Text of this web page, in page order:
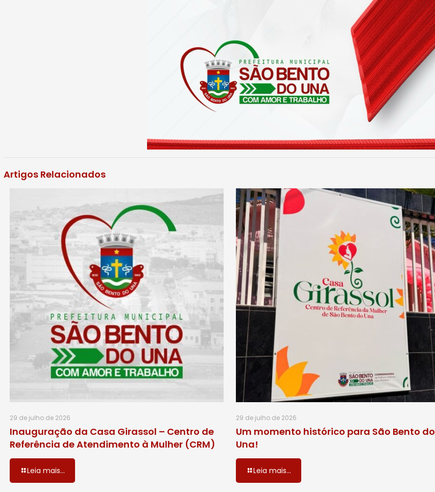
Artigos Relacionados
29 de julho de 2026
Inauguração da Casa Girassol – Centro de
Referência de Atendimento à Mulher (CRM)
Leia mais...
29 de julho de 2026
Um momento histórico para São Bento do
Una!
Leia mais...